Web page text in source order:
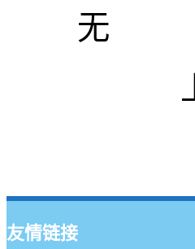
无
友情链接